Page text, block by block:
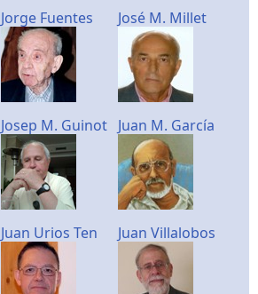
Jorge Fuentes José M. Millet
Josep M. Guinot Juan M. García
Juan Urios Ten Juan Villalobos